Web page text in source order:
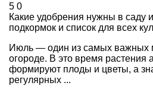
5 0
Какие удобрения нужны в саду
подкормок и список для всех
Июль — один из самых важных
огороде. В это время растения
формируют плоды и цветы, а
регулярных ...